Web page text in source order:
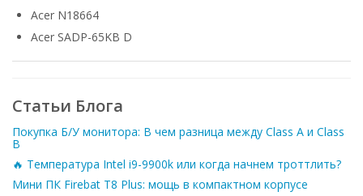
Acer N18664
Acer SADP-65KB D
Статьи Блога
Покупка Б/У монитора: В чем разница между Class A и Class
B
🔥 Температура Intel i9-9900k или когда начнем троттлить?
Мини ПК Firebat T8 Plus: мощь в компактном корпусе